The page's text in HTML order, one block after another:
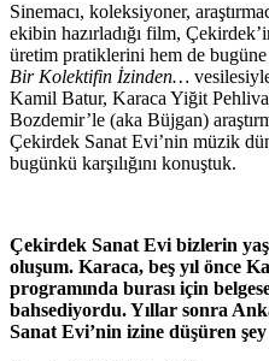
Sinemacı, koleksiyoner,
ekibin hazırladığı film,
üretim pratiklerini hem de
Bir Kolektifin İzinden…
Kamil Batur, Karaca Yiğit
Bozdemir’le (aka Büjgan)
Çekirdek Sanat Evi’nin müzik
bugünkü karşılığını konuştuk.
Çekirdek Sanat Evi bizlerin
oluşum. Karaca, beş yıl önce
programında burası için
bahsediyordu. Yıllar sonra
Sanat Evi’nin izine düşüren